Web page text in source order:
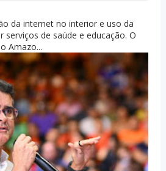
da internet no interior e uso da
serviços de saúde e educação. O
Amazo...